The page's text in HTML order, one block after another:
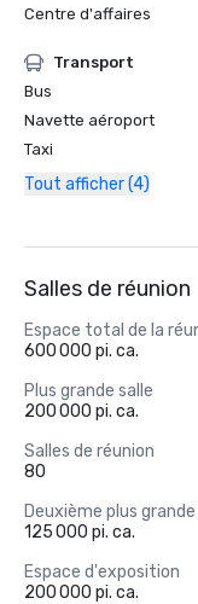
Centre d'affaires
Transport
Bus
Navette aéroport
Taxi
Tout afficher (4)
Salles de réunion
Espace total de la
600 000 pi. ca.
Plus grande salle
200 000 pi. ca.
Salles de réunion
80
Deuxième plus grande
125 000 pi. ca.
Espace d'exposition
200 000 pi. ca.